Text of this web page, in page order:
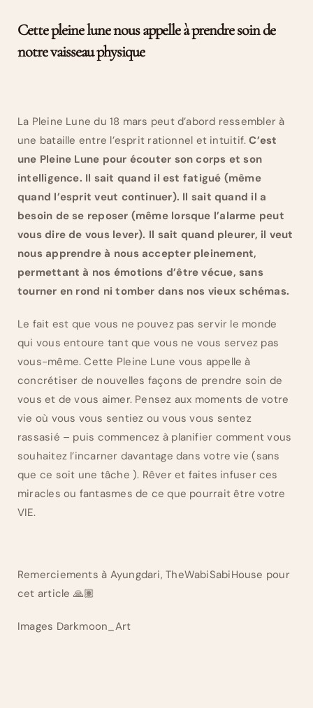
Cette pleine lune nous appelle à prendre soin de
notre vaisseau physique
La Pleine Lune du 18 mars peut d’abord ressembler à
une bataille entre l’esprit rationnel et intuitif.C’est
une Pleine Lune pour écouter son corps et son
intelligence. Il sait quand il est fatigué (même
quand l’esprit veut continuer). Il sait quand il a
besoin de se reposer (même lorsque l’alarme peut
vous dire de vous lever). Il sait quand pleurer, il veut
nous apprendre à nous accepter pleinement,
permettant à nos émotions d’être vécue, sans
tourner en rond ni tomber dans nos vieux schémas.
Le fait est que vous ne pouvez pas servir le monde
qui vous entoure tant que vous ne vous servez pas
vous-même. Cette Pleine Lune vous appelle à
concrétiser de nouvelles façons de prendre soin de
vous et de vous aimer. Pensez aux moments de votre
vie où vous vous sentiez ou vous vous sentez
rassasié – puis commencez à planifier comment vous
souhaitez l’incarner davantage dans votre vie (sans
que ce soit une tâche ). Rêver et faites infuser ces
miracles ou fantasmes de ce que pourrait être votre
VIE.
Remerciements à Ayungdari, TheWabiSabiHouse pour
cet article 🙏🏽
Images Darkmoon_Art